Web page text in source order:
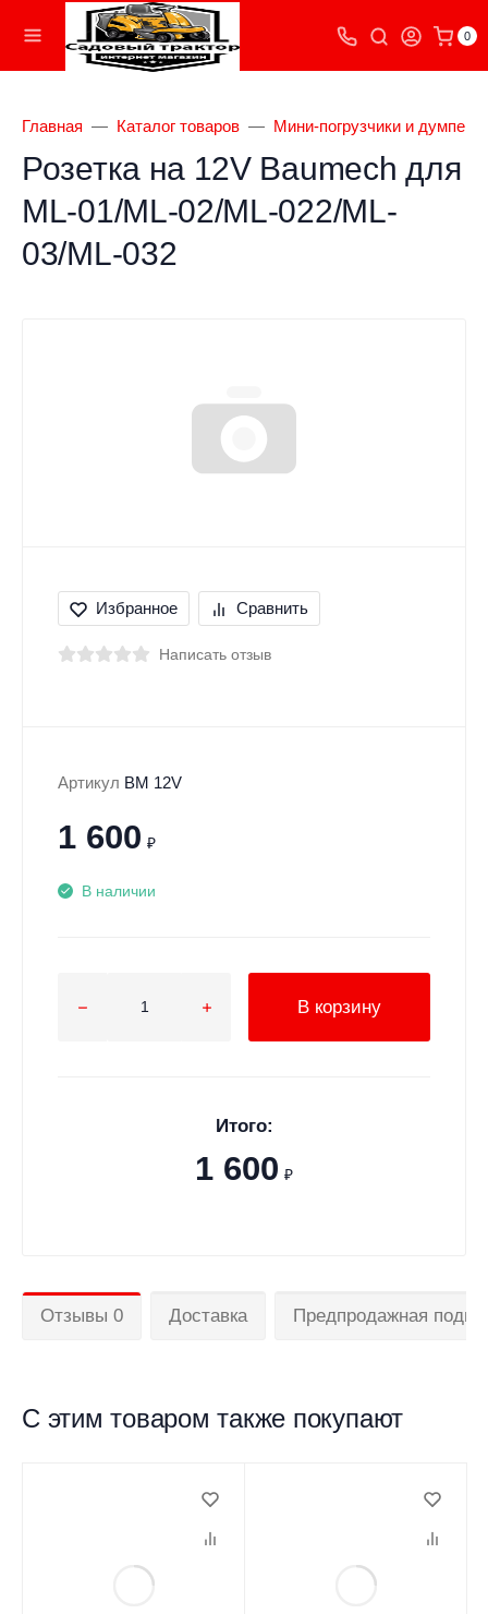
0
Главная Каталог товаров Мини-погрузчики и думперы
Розетка на 12V Baumech для
ML-01/ML-02/ML-022/ML-
03/ML-032
Избранное Сравнить
Написать отзыв
Артикул BM 12V
1 600 ₽
В наличии
В корзину
Итого:
1 600 ₽
Отзывы 0 Доставка Предпродажная
С этим товаром также покупают